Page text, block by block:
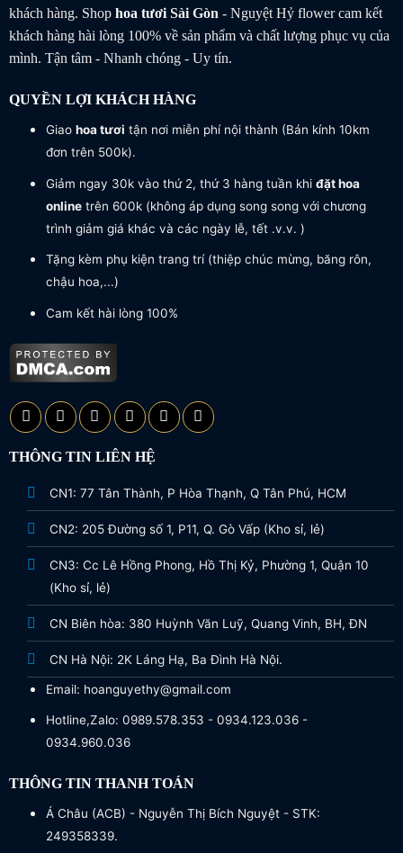
khách hàng. Shop hoa tươiSài Gòn- Nguyệt Hỷ flower cam kết
khách hàng hài lòng 100% về sản phẩm và chất lượng phục vụ của
mình. Tận tâm - Nhanh chóng - Uy tín.
QUYỀN LỢI KHÁCH HÀNG
Giao hoa tươi tận nơi miễn phí nội thành (Bán kính 10km
đơn trên 500k).
Giảm ngay 30k vào thứ 2, thứ 3 hàng tuần khi đặt hoa
onlinetrên 600k (không áp dụng song song với chương
trình giảm giá khác và các ngày lễ, tết .v.v. )
Tặng kèm phụ kiện trang trí (thiệp chúc mừng, băng rôn,
chậu hoa,...)
Cam kết hài lòng 100%
THÔNG TIN LIÊN HỆ
CN1: 77 Tân Thành, P Hòa Thạnh, Q Tân Phú, HCM
CN2: 205 Đường số 1, P11, Q. Gò Vấp (Kho sỉ, lẻ)
CN3: Cc Lê Hồng Phong, Hồ Thị Kỷ, Phường 1, Quận 10
(Kho sỉ, lẻ)
CN Biên hòa: 380 Huỳnh Văn Luỹ, Quang Vinh, BH, ĐN
CN Hà Nội: 2K Láng Hạ, Ba Đình Hà Nội.
Email: hoanguyethy@gmail.com
Hotline,Zalo: 0989.578.353 - 0934.123.036 -
0934.960.036
THÔNG TIN THANH TOÁN
Á Châu (ACB) - Nguyễn Thị Bích Nguyệt - STK:
249358339.